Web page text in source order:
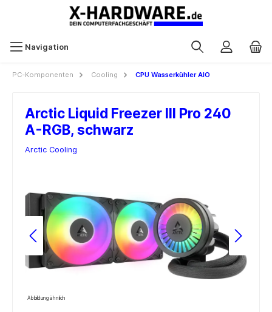
Navigation
PC-Komponenten Cooling CPU Wasserkühler AIO
Arctic Liquid Freezer III Pro 240
A-RGB, schwarz
Arctic Cooling
Abbildung ähnlich